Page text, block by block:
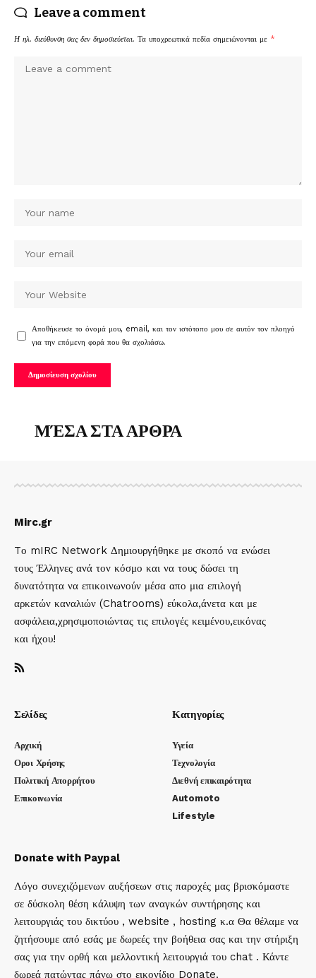
Leave a comment
Η ηλ. διεύθυνση σας δεν δημοσιεύεται. Τα υποχρεωτικά πεδία σημειώνονται με *
Αποθήκευσε το όνομά μου, email, και τον ιστότοπο μου σε αυτόν τον πλοηγό
για την επόμενη φορά που θα σχολιάσω.
ΜΈΣΑ ΣΤΑ ΑΡΘΡΑ
Mirc.gr
Tο mIRC Network Δημιουργήθηκε με σκοπό να ενώσει
τους Έλληνες ανά τον κόσμο και να τους δώσει τη
δυνατότητα να επικοινωνούν μέσα απο μια επιλογή
αρκετών καναλιών (Chatrooms) εύκολα,άνετα και με
ασφάλεια,χρησιμοποιώντας τις επιλογές κειμένου,εικόνας
και ήχου!
Σελίδες
Αρχική
Οροι Χρήσης
Πολιτική Απορρήτου
Επικοινωνία
Κατηγορίες
Υγεία
Τεχνολογία
Διεθνή επικαιρότητα
Automoto
Lifestyle
Donate with Paypal
Λόγο συνεχιζόμενων αυξήσεων στις παροχές μας βρισκόμαστε
σε δύσκολη θέση κάλυψη των αναγκών συντήρησης και
λειτουργιάς του δικτύου , website , hosting κ.α Θα θέλαμε να
ζητήσουμε από εσάς με δωρεές την βοήθεια σας και την στήριξη
σας για την ορθή και μελλοντική λειτουργιά του chat . Κάντε
δωρεά πατώντας πάνω στο εικονίδιο Donate.